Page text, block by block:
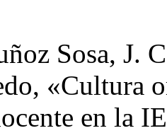
Sosa, J.
«Cultura
en la